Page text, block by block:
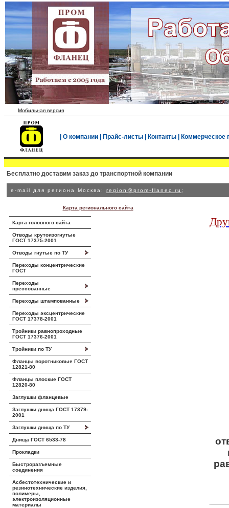
Мобильная версия
О компании Прайс-листы Контакты Коммерческое
Бесплатно доставим заказ до транспортной компании
e-mail для региона Москва: region@prom-flanec.ru ;
Карта регионального сайта
Карта головного сайта
Отводы крутоизогнутые
ГОСТ 17375-2001
Отводы гнутые по ТУ
Переходы концентрические
ГОСТ
Переходы
прессованные
Переходы штампованные
Переходы эксцентрические
ГОСТ 17378-2001
Тройники равнопроходные
ГОСТ 17376-2001
Тройники по ТУ
Фланцы воротниковые ГОСТ
12821-80
Фланцы плоские ГОСТ
12820-80
Заглушки фланцевые
Заглушки днища ГОСТ 17379-
2001
Заглушки днища по ТУ
Днища ГОСТ 6533-78
Прокладки
Быстроразъемные
соединения
Асбестотехнические и
резинотехнические изделия,
полимеры,
электроизоляционные
материалы